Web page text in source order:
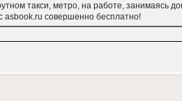
такси, метро, на работе, занимаясь
asbook.ru совершенно бесплатно!